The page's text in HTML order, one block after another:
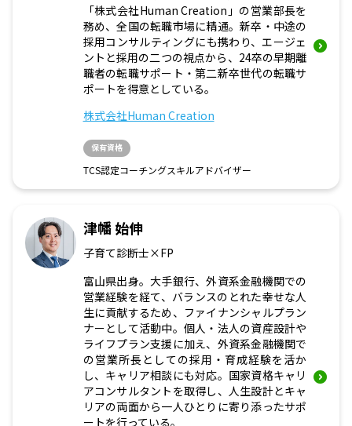
「株式会社Human Creation」の営業部長を
務め、全国の転職市場に精通。新卒・中途の
採用コンサルティングにも携わり、エージェ
ントと採用の二つの視点から、24卒の早期離
職者の転職サポート・第二新卒世代の転職サ
ポートを得意としている。
株式会社Human Creation
保有資格
TCS認定コーチングスキルアドバイザー
津幡 始伸
子育て診断士×FP
富山県出身。大手銀行、外資系金融機関での
営業経験を経て、バランスのとれた幸せな人
生に貢献するため、ファイナンシャルプラン
ナーとして活動中。個人・法人の資産設計や
ライフプラン支援に加え、外資系金融機関で
の営業所長としての採用・育成経験を活か
し、キャリア相談にも対応。国家資格キャリ
アコンサルタントを取得し、人生設計とキャ
リアの両面から一人ひとりに寄り添ったサポ
ートを行っている。